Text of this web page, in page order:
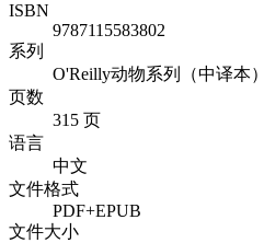
ISBN
9787115583802
系列
O'Reilly动物系列（中译本）
页数
315 页
语言
中文
文件格式
PDF+EPUB
文件大小